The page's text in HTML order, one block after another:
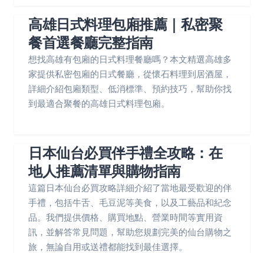
高雄日式料理包廂推薦｜私密聚
餐首選餐廳完整指南
想找高雄有包廂的日式料理餐廳嗎？本文精選高雄多
家提供私密包廂的日式餐廳，從懷石料理到居酒屋，
詳細介紹包廂類型、低消標準、預約技巧，幫助你找
到最適合聚餐的高雄日式料理包廂。
日本仙台必買伴手禮全攻略：在
地人推薦清單與購物指南
這篇日本仙台必買攻略詳細介紹了當地最受歡迎的伴
手禮，包括牛舌、毛豆泥等美食，以及工藝品和紀念
品。我們提供價格、購買地點、營業時間等實用資
訊，並解答常見問題，幫助您規劃完美的仙台購物之
旅，無論自用或送禮都能找到最佳選擇。